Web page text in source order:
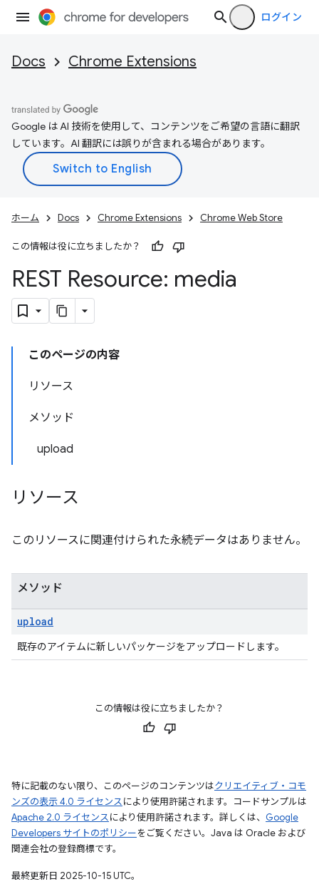
ログイン
Docs Chrome Extensions
Google は AI 技術を使用して、コンテンツをご希望の言語に翻訳
しています。AI 翻訳には誤りが含まれる場合があります。
ホーム Docs Chrome Extensions Chrome Web Store
この情報は役に立ちましたか？
REST Resource: media
このページの内容
リソース
メソッド
upload
リソース
このリソースに関連付けられた永続データはありません。
メソッド
upload
既存のアイテムに新しいパッケージをアップロードします。
この情報は役に立ちましたか？
特に記載のない限り、このページのコンテンツはクリエイティブ・コモ
ンズの表示 4.0 ライセンスにより使用許諾されます。コードサンプルは
Apache 2.0 ライセンスにより使用許諾されます。詳しくは、 Google
Developers サイトのポリシーをご覧ください。Java は Oracle および
関連会社の登録商標です。
最終更新日 2025-10-15 UTC。